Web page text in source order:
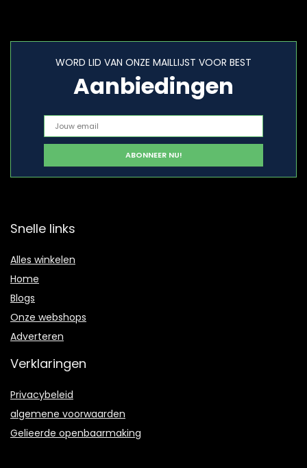
WORD LID VAN ONZE MAILLIJST VOOR BEST
Aanbiedingen
Snelle links
Alles winkelen
Home
Blogs
Onze webshops
Adverteren
Verklaringen
Privacybeleid
algemene voorwaarden
Gelieerde openbaarmaking